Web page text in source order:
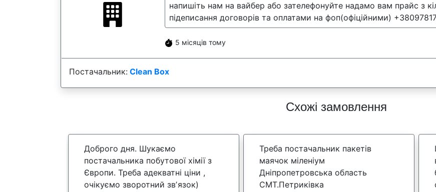
напишіть нам на вайбер або зателефонуйте надамо вам прайс з
підеписання договорів та оплатами на фоп(офіційними)
5 місяців тому
Постачальник: Clean Box
Схожі замовлення
Доброго дня. Шукаємо
постачальника побутової хімії з
Європи. Треба адекватні ціни ,
очікуємо зворотний звʼязок)
Треба постачальник пакетів
маячок міленіум
Дніпропетровська область
СМТ.Петриківка